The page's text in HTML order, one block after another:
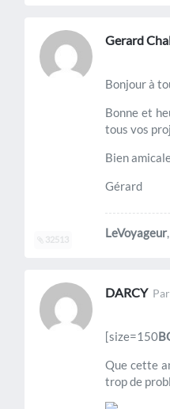
Gerard
32513
Bonjour à
Bonne et
tous vos
Bien
Gérard
LeVoyageur
DARCY
[size=150
Que cette
trop de